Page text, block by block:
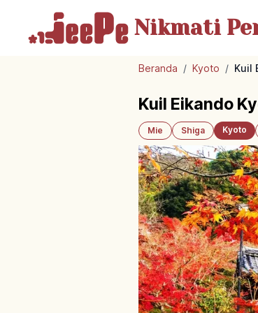
Nikmati
Beranda / Kyoto / Kuil
Kuil Eikando
Mie Shiga Kyoto